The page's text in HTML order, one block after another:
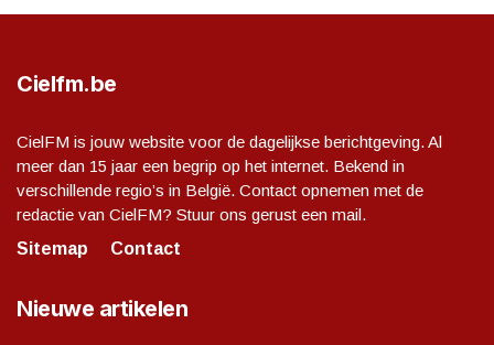
Cielfm.be
CielFM is jouw website voor de dagelijkse berichtgeving. Al
meer dan 15 jaar een begrip op het internet. Bekend in
verschillende regio’s in België. Contact opnemen met de
redactie van CielFM? Stuur ons gerust een mail.
Sitemap
Contact
Nieuwe artikelen